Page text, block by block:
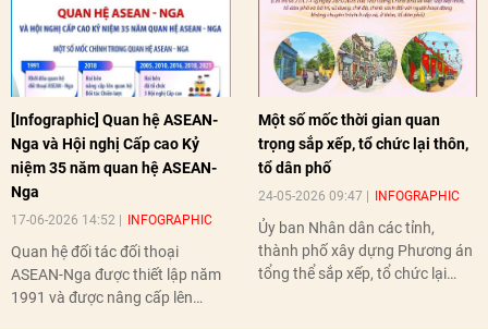
[Infographic] Quan hệ ASEAN-
Nga và Hội nghị Cấp cao Kỷ
niệm 35 năm quan hệ ASEAN-
Nga
17-06-2026 14:52 INFOGRAPHIC
Quan hệ đối tác đối thoại
ASEAN-Nga được thiết lập năm
1991 và được nâng cấp lên
Một số mốc thời gian quan
trọng sắp xếp, tổ chức lại thôn,
tổ dân phố
24-05-2026 09:47 INFOGRAPHIC
Ủy ban Nhân dân các tỉnh,
thành phố xây dựng Phương án
tổng thể sắp xếp, tổ chức lại